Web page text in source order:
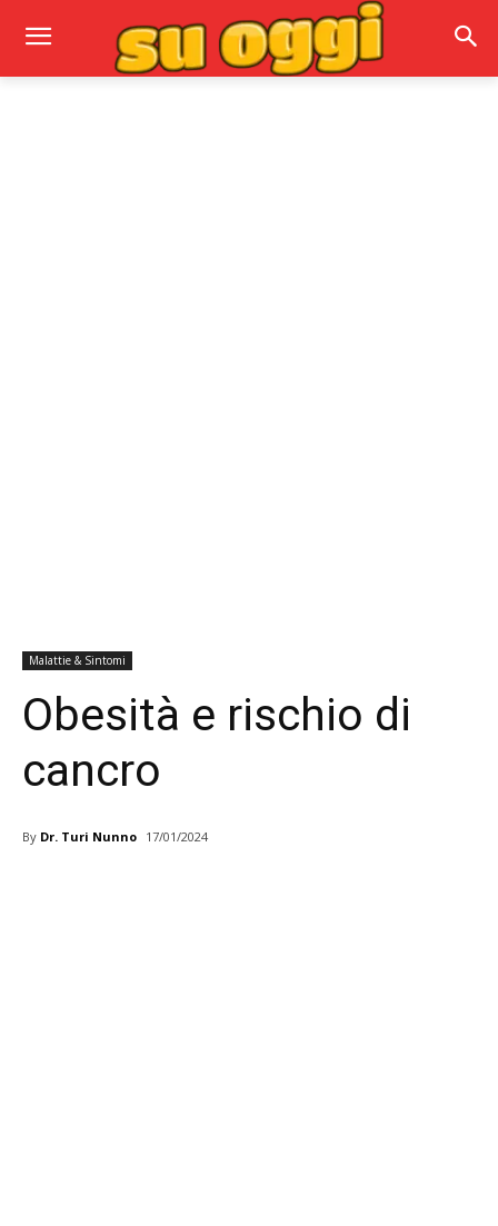
Malattie & Sintomi
Obesità e rischio di
cancro
By Dr. Turi Nunno 17/01/2024